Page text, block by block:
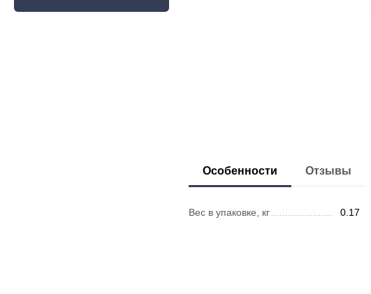
Особенности Отзывы
Вес в упаковке, кг 0.17